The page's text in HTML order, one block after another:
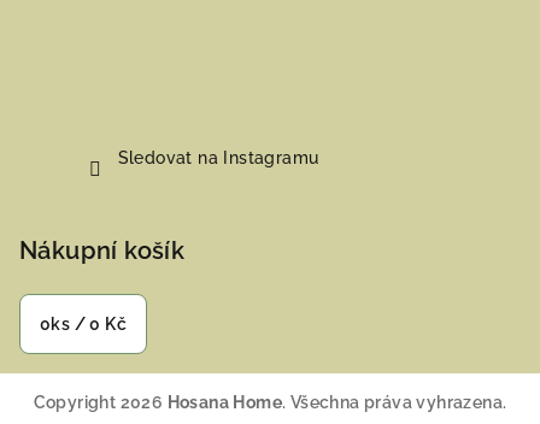
Sledovat na Instagramu
Nákupní košík
0ks /0 Kč
Copyright 2026 Hosana Home. Všechna práva vyhrazena.